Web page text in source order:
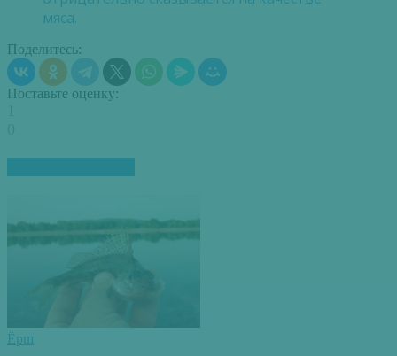
мяса.
Поделитесь:
Поставьте оценку:
Ёрш